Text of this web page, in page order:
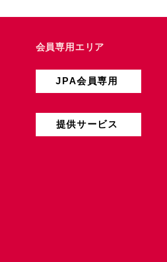
会員専用エリア
JPA会員専用
提供サービス